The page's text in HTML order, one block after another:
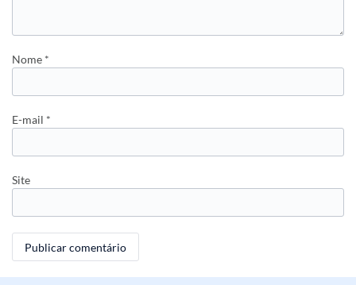
Nome *
E-mail *
Site